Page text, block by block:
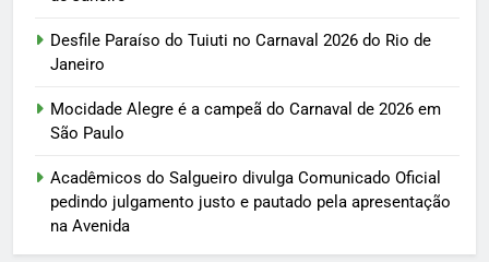
Desfile Paraíso do Tuiuti no Carnaval 2026 do Rio de
Janeiro
Mocidade Alegre é a campeã do Carnaval de 2026 em
São Paulo
Acadêmicos do Salgueiro divulga Comunicado Oficial
pedindo julgamento justo e pautado pela apresentação
na Avenida